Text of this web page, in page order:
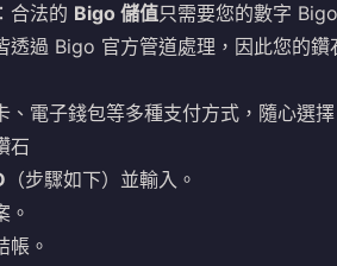
：合法的 Bigo 儲值只需要您的數字
透過 Bigo 官方管道處理，因此您的
、電子錢包等多種支付方式，隨心選擇
石
（步驟如下）並輸入。
。
帳。